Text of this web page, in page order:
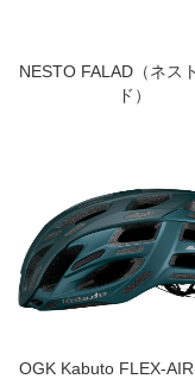
NESTO FALAD（ネス
ド）
OGK Kabuto FLEX-